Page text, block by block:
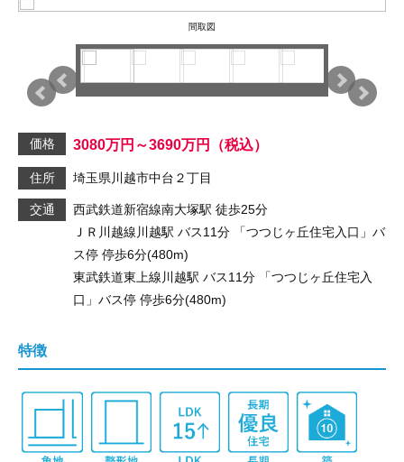
間取図
価格 3080万円 ～3690万円 （税込）
住所 埼玉県川越市中台２丁目
交通 西武鉄道新宿線南大塚駅 徒歩25分
ＪＲ川越線 川越駅 バス11分 「つつじヶ丘住宅入口」バ
ス停 停歩6分(480m)
東武鉄道東上線 川越駅 バス11分
「つつじヶ丘住宅入
口」バス停 停歩6分(480m)
特徴